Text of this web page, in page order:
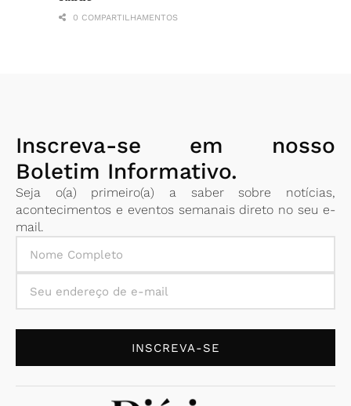
0 COMPARTILHAMENTOS
Inscreva-se em nosso
Boletim Informativo.
Seja o(a) primeiro(a) a saber sobre notícias,
acontecimentos e eventos semanais direto no seu e-
mail.
INSCREVA-SE